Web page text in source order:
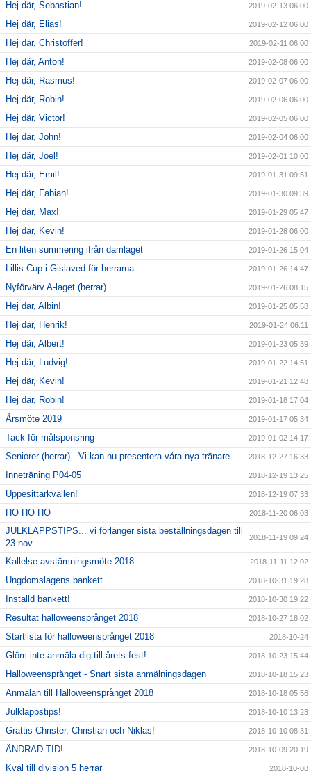
Hej där, Sebastian! 2019-02-13 06:00
Hej där, Elias! 2019-02-12 06:00
Hej där, Christoffer! 2019-02-11 06:00
Hej där, Anton! 2019-02-08 06:00
Hej där, Rasmus! 2019-02-07 06:00
Hej där, Robin! 2019-02-06 06:00
Hej där, Victor! 2019-02-05 06:00
Hej där, John! 2019-02-04 06:00
Hej där, Joel! 2019-02-01 10:00
Hej där, Emil! 2019-01-31 09:51
Hej där, Fabian! 2019-01-30 09:39
Hej där, Max! 2019-01-29 05:47
Hej där, Kevin! 2019-01-28 06:00
En liten summering ifrån damlaget 2019-01-26 15:04
Lillis Cup i Gislaved för herrarna 2019-01-26 14:47
Nyförvärv A-laget (herrar) 2019-01-26 08:15
Hej där, Albin! 2019-01-25 05:58
Hej där, Henrik! 2019-01-24 06:11
Hej där, Albert! 2019-01-23 05:39
Hej där, Ludvig! 2019-01-22 14:51
Hej där, Kevin! 2019-01-21 12:48
Hej där, Robin! 2019-01-18 17:04
Årsmöte 2019 2019-01-17 05:34
Tack för målsponsring 2019-01-02 14:17
Seniorer (herrar) - Vi kan nu presentera våra nya tränare 2018-12-27 16:33
Inneträning P04-05 2018-12-19 13:25
Uppesittarkvällen! 2018-12-19 07:33
HO HO HO 2018-11-20 06:03
JULKLAPPSTIPS... vi förlänger sista beställningsdagen till
23 nov.
2018-11-19 09:24
Kallelse avstämningsmöte 2018 2018-11-11 12:02
Ungdomslagens bankett 2018-10-31 19:28
Inställd bankett! 2018-10-30 19:22
Resultat halloweensprånget 2018 2018-10-27 18:02
Startlista för halloweensprånget 2018 2018-10-24
Glöm inte anmäla dig till årets fest! 2018-10-23 15:44
Halloweensprånget - Snart sista anmälningsdagen 2018-10-18 15:23
Anmälan till Halloweensprånget 2018 2018-10-18 05:56
Julklappstips! 2018-10-10 13:23
Grattis Christer, Christian och Niklas! 2018-10-10 08:31
ÄNDRAD TID! 2018-10-09 20:19
Kval till division 5 herrar 2018-10-08